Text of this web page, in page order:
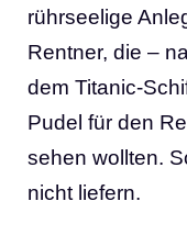
rührseelige
Rentner, die –
dem Titanic-
Pudel für den
sehen wollten.
nicht liefern.